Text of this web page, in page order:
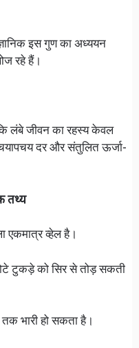
इस गुण का अध्ययन
रहे हैं।
लंबे जीवन का रहस्य केवल
चयापचय दर और संतुलित ऊर्जा-
तथ्य
एकमात्र व्हेल है।
टुकड़े को सिर से तोड़ सकती
भारी हो सकता है।